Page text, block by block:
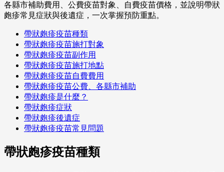
各縣市補助費用、公費疫苗對象、自費疫苗價格，並說明帶狀
皰疹常見症狀與後遺症，一次掌握預防重點。
帶狀皰疹疫苗種類
帶狀皰疹疫苗施打對象
帶狀皰疹疫苗副作用
帶狀皰疹疫苗施打地點
帶狀皰疹疫苗自費費用
帶狀皰疹疫苗公費、各縣市補助
帶狀皰疹是什麼？
帶狀皰疹症狀
帶狀皰疹後遺症
帶狀皰疹疫苗常見問題
帶狀皰疹疫苗種類